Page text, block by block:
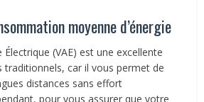
moyenne d’énergie
Électrique (VAE) est une excellente
traditionnels, car il vous permet de
distances sans effort
pour vous assurer que votre